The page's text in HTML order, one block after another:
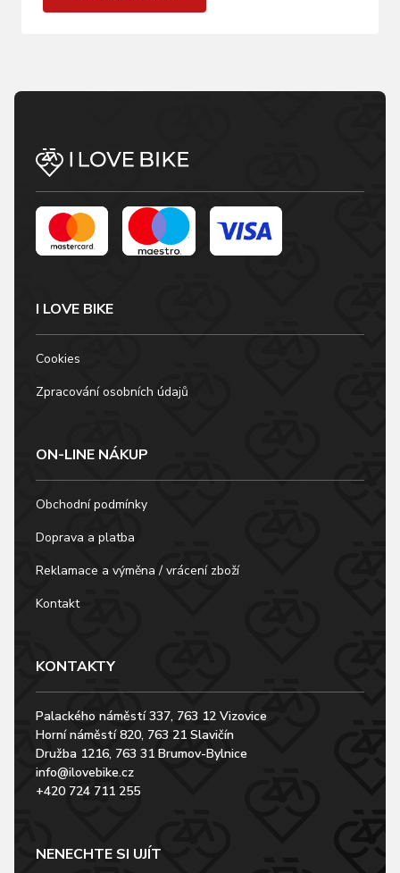
I LOVE BIKE
Cookies
Zpracování osobních údajů
ON-LINE NÁKUP
Obchodní podmínky
Doprava a platba
Reklamace a výměna / vrácení zboží
Kontakt
KONTAKTY
Palackého náměstí 337, 763 12 Vizovice
Horní náměstí 820, 763 21 Slavičín
Družba 1216, 763 31 Brumov-Bylnice
info@ilovebike.cz
+420 724 711 255
NENECHTE SI UJÍT